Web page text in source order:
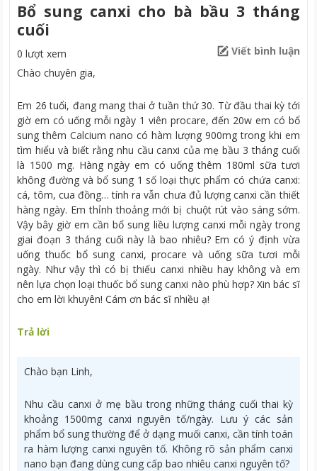
Bổ sung canxi cho bà bầu 3 tháng
cuối
0 lượt xem
Viết bình luận
Chào chuyên gia,
Em 26 tuổi, đang mang thai ở tuần thứ 30. Từ đầu thai kỳ tới
giờ em có uống mỗi ngày 1 viên procare, đến 20w em có bổ
sung thêm Calcium nano có hàm lượng 900mg trong khi em
tìm hiểu và biết rằng nhu cầu canxi của mẹ bầu 3 tháng cuối
là 1500 mg. Hàng ngày em có uống thêm 180ml sữa tươi
không đường và bổ sung 1 số loại thực phẩm có chứa canxi:
cá, tôm, cua đồng… tính ra vẫn chưa đủ lượng canxi cần thiết
hàng ngày. Em thỉnh thoảng mới bị chuột rút vào sáng sớm.
Vậy bây giờ em cần bổ sung liều lượng canxi mỗi ngày trong
giai đoạn 3 tháng cuối này là bao nhiêu? Em có ý định vừa
uống thuốc bổ sung canxi, procare và uống sữa tươi mỗi
ngày. Như vậy thì có bị thiếu canxi nhiều hay không và em
nên lựa chọn loại thuốc bổ sung canxi nào phù hợp? Xin bác sĩ
cho em lời khuyên! Cám ơn bác sĩ nhiều ạ!
Trả lời
Chào bạn Linh,
Nhu cầu canxi ở mẹ bầu trong những tháng cuối thai kỳ
khoảng 1500mg canxi nguyên tố/ngày. Lưu ý các sản
phẩm bổ sung thường để ở dạng muối canxi, cần tính toán
ra hàm lượng canxi nguyên tố. Không rõ sản phẩm canxi
nano bạn đang dùng cung cấp bao nhiêu canxi nguyên tố?